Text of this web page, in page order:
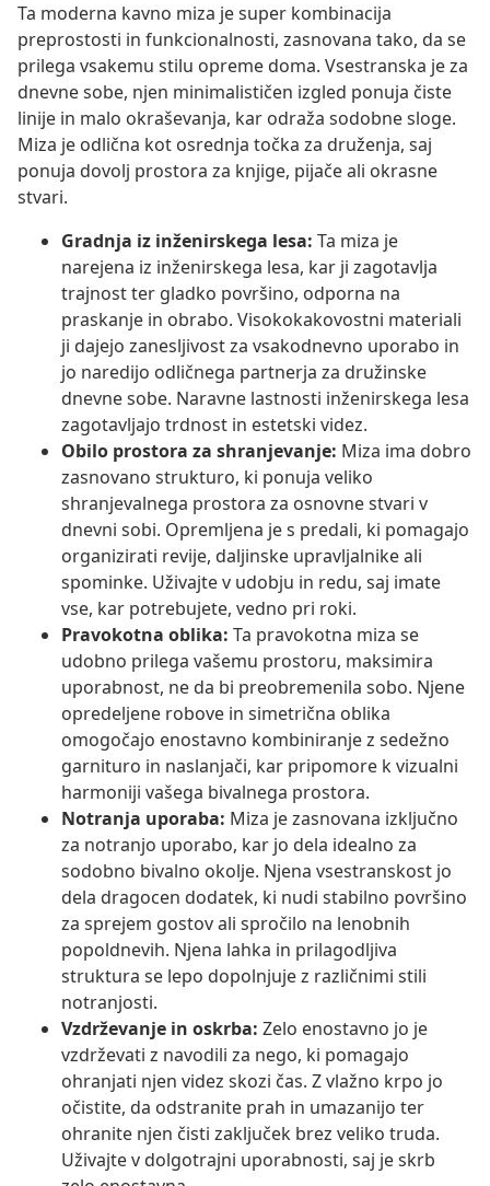
Ta moderna kavno miza je super kombinacija
preprostosti in funkcionalnosti, zasnovana tako, da se
prilega vsakemu stilu opreme doma. Vsestranska je za
dnevne sobe, njen minimalističen izgled ponuja čiste
linije in malo okraševanja, kar odraža sodobne sloge.
Miza je odlična kot osrednja točka za druženja, saj
ponuja dovolj prostora za knjige, pijače ali okrasne
stvari.
Gradnja iz inženirskega lesa: Ta miza je
narejena iz inženirskega lesa, kar ji zagotavlja
trajnost ter gladko površino, odporna na
praskanje in obrabo. Visokokakovostni materiali
ji dajejo zanesljivost za vsakodnevno uporabo in
jo naredijo odličnega partnerja za družinske
dnevne sobe. Naravne lastnosti inženirskega lesa
zagotavljajo trdnost in estetski videz.
Obilo prostora za shranjevanje: Miza ima dobro
zasnovano strukturo, ki ponuja veliko
shranjevalnega prostora za osnovne stvari v
dnevni sobi. Opremljena je s predali, ki pomagajo
organizirati revije, daljinske upravljalnike ali
spominke. Uživajte v udobju in redu, saj imate
vse, kar potrebujete, vedno pri roki.
Pravokotna oblika: Ta pravokotna miza se
udobno prilega vašemu prostoru, maksimira
uporabnost, ne da bi preobremenila sobo. Njene
opredeljene robove in simetrična oblika
omogočajo enostavno kombiniranje z sedežno
garnituro in naslanjači, kar pripomore k vizualni
harmoniji vašega bivalnega prostora.
Notranja uporaba: Miza je zasnovana izključno
za notranjo uporabo, kar jo dela idealno za
sodobno bivalno okolje. Njena vsestranskost jo
dela dragocen dodatek, ki nudi stabilno površino
za sprejem gostov ali spročilo na lenobnih
popoldnevih. Njena lahka in prilagodljiva
struktura se lepo dopolnjuje z različnimi stili
notranjosti.
Vzdrževanje in oskrba: Zelo enostavno jo je
vzdrževati z navodili za nego, ki pomagajo
ohranjati njen videz skozi čas. Z vlažno krpo jo
očistite, da odstranite prah in umazanijo ter
ohranite njen čisti zaključek brez veliko truda.
Uživajte v dolgotrajni uporabnosti, saj je skrb